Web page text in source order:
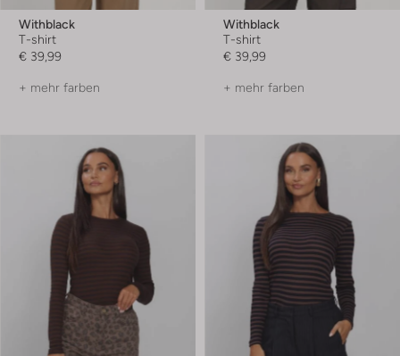
Withblack
T-shirt
€ 39,99
+ mehr farben
Withblack
T-shirt
€ 39,99
+ mehr farben